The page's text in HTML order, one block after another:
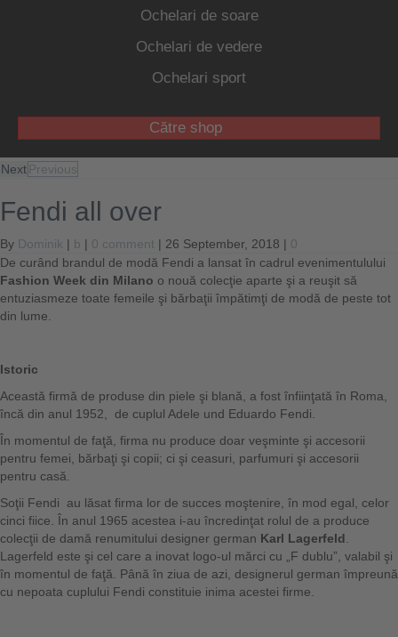
Ochelari de soare
Ochelari de vedere
Ochelari sport
Către shop
NextPrevious
Fendi all over
By Dominik | b | 0 comment | 26 September, 2018 | 0
De curând brandul de modă Fendi a lansat în cadrul evenimentulului
Fashion Week din Milano o nouă colecţie aparte şi a reuşit să
entuziasmeze toate femeile şi bărbaţii împătimţi de modă de peste tot
din lume.
Istoric
Această firmă de produse din piele şi blană, a fost înfiinţată în Roma,
încă din anul 1952, de cuplul Adele und Eduardo Fendi.
În momentul de faţă, firma nu produce doar veşminte şi accesorii
pentru femei, bărbaţi şi copii; ci şi ceasuri, parfumuri şi accesorii
pentru casă.
Soţii Fendi au lăsat firma lor de succes moştenire, în mod egal, celor
cinci fiice. În anul 1965 acestea i-au încredinţat rolul de a produce
colecţii de damă renumitului designer german Karl Lagerfeld
Lagerfeld este şi cel care a inovat logo-ul mărci cu „F dublu”, valabil şi
în momentul de faţă. Până în ziua de azi, designerul german împreună
cu nepoata cuplului Fendi constituie inima acestei firme.